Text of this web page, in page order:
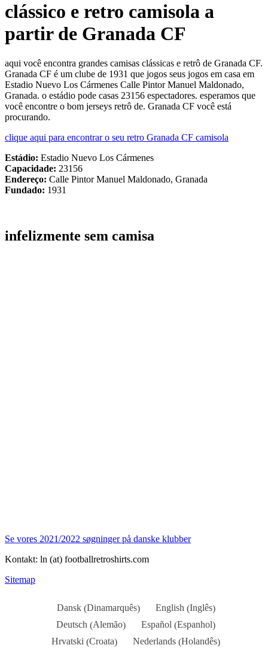
clássico e retro camisola a
partir de Granada CF
aqui você encontra grandes camisas clássicas e retrô de Granada CF.
Granada CF é um clube de 1931 que jogos seus jogos em casa em
Estadio Nuevo Los Cármenes Calle Pintor Manuel Maldonado,
Granada. o estádio pode casas 23156 espectadores. esperamos que
você encontre o bom jerseys retrô de. Granada CF você está
procurando.
clique aqui para encontrar o seu retro Granada CF camisola
Estádio: Estadio Nuevo Los Cármenes
Capacidade: 23156
Endereço: Calle Pintor Manuel Maldonado, Granada
Fundado: 1931
infelizmente sem camisa
Se vores 2021/2022 søgninger på danske klubber
Kontakt: ln (at) footballretroshirts.com
Sitemap
Dansk(Dinamarquês) English(Inglês)
Deutsch (Alemão) Español (Espanhol)
Hrvatski (Croata) Nederlands (Holandês)